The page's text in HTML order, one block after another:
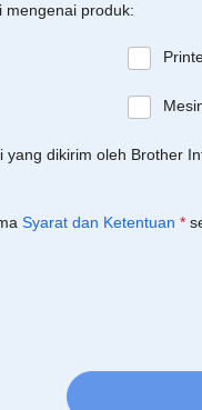
mengenai produk:
dikirim oleh Brother
Syarat dan Ketentuan *